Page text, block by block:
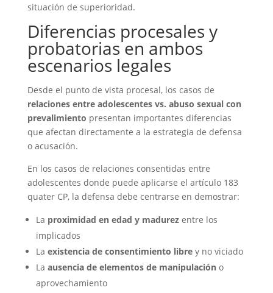
situación de superioridad.
Diferencias procesales y
probatorias en ambos
escenarios legales
Desde el punto de vista procesal, los casos de
relaciones entre adolescentes vs. abuso sexual con
prevalimiento presentan importantes diferencias
que afectan directamente a la estrategia de defensa
o acusación.
En los casos de relaciones consentidas entre
adolescentes donde puede aplicarse el artículo 183
quater CP, la defensa debe centrarse en demostrar:
La proximidad en edad y madurezentre los
implicados
La existencia de consentimiento librey no viciado
La ausencia de elementos de manipulacióno
aprovechamiento